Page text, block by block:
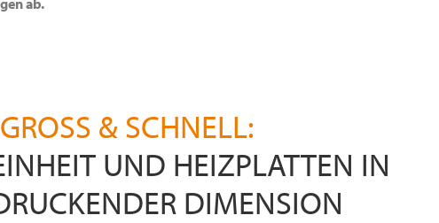
GROSS & SCHNELL:
UND HEIZPLATTEN IN
DIMENSION